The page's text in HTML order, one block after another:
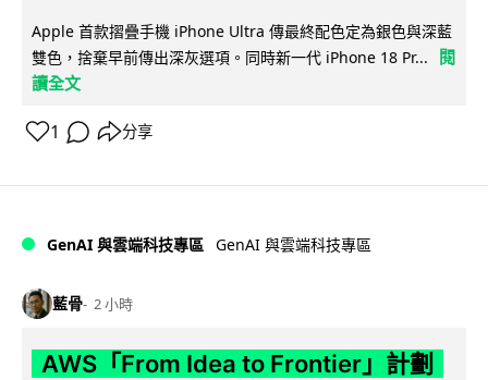
Apple 首款摺疊手機 iPhone Ultra 傳最終配色定為銀色與深藍
雙色，捨棄早前傳出深灰選項。同時新一代 iPhone 18 Pr...
閱
讀全文
1 分享
GenAI 與雲端科技專區 GenAI 與雲端科技專區
藍骨 2 小時
AWS「From Idea to Frontier」計劃